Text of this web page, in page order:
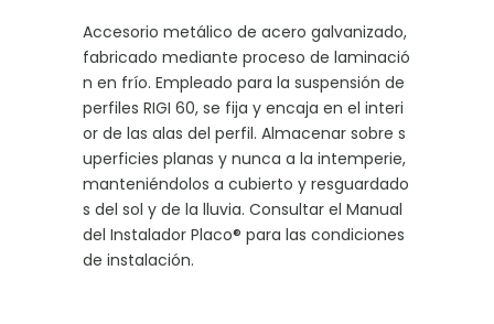
Accesorio metálico de acero galvanizado,
fabricado mediante proceso de laminació
n en frío. Empleado para la suspensión de
perfiles RIGI 60, se fija y encaja en el interi
or de las alas del perfil. Almacenar sobre s
uperficies planas y nunca a la intemperie,
manteniéndolos a cubierto y resguardado
s del sol y de la lluvia. Consultar el Manual
del Instalador Placo® para las condiciones
de instalación.